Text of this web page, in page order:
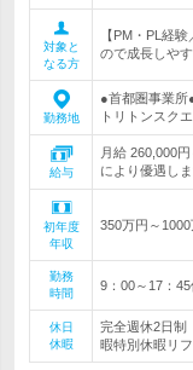
対象と
なる方
【PM・PL経
ので成長しや
勤務地
●首都圏事業所
トリトンスク
給与
月給 260,000
により優遇し
初年度
年収
350万円～1000
勤務
時間
9：00～17：
休日
休暇
完全週休2日制
暇特別休暇リ